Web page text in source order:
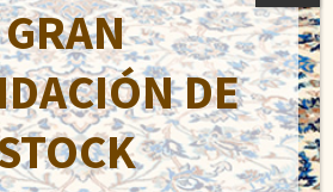
Ziegler
€
El
precio
original
era:
1.350,00€El
precio
actual
es:
al carrito
GRAN
DE